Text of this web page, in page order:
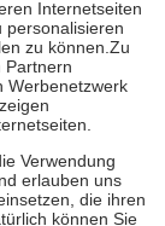
Apotheken.
die
je
Gesundheit zu
unterstützen,
18. Lebensjahr